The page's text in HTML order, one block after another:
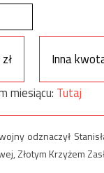
Inna
miesiącu: Tutaj
odznaczył
Złotym Krzyżem